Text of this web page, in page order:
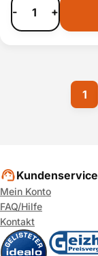
- +
1
Kundenservice
Mein Konto
FAQ/Hilfe
Kontakt